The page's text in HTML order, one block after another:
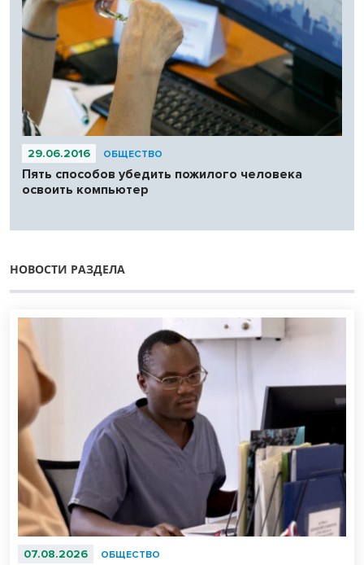
29.06.2016 ОБЩЕСТВО
Пять способов убедить пожилого человека
освоить компьютер
НОВОСТИ РАЗДЕЛА
07.08.2026 ОБЩЕСТВО